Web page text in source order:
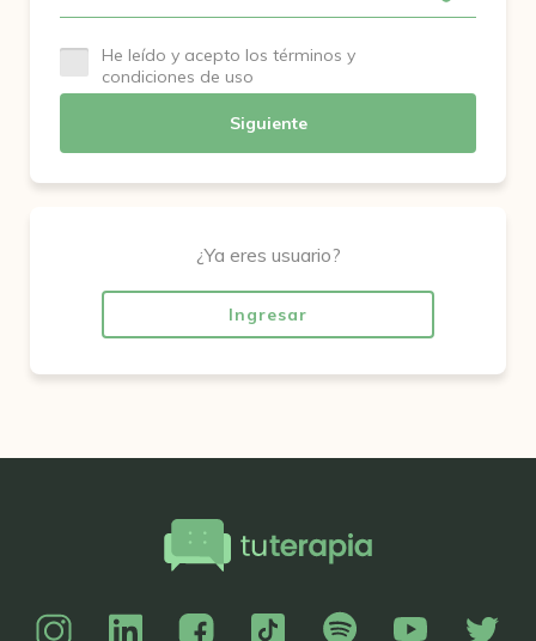
He leído y acepto los términos y
condiciones de uso
Siguiente
¿Ya eres usuario?
Ingresar